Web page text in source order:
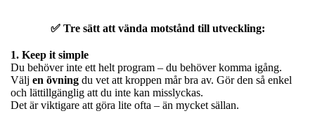
✅ Tre sätt att vända motstånd till utveckling:
1. Keep it simple
Du behöver inte ett helt program – du behöver komma igång.
Välj en övning du vet att kroppen mår bra av. Gör den så enkel
och lättillgänglig att du inte kan misslyckas.
Det är viktigare att göra lite ofta – än mycket sällan.